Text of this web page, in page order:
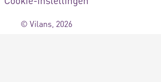
© Vilans, 2026